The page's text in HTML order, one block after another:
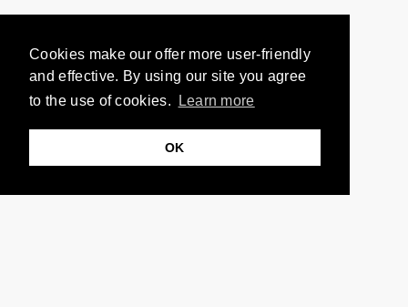
Cookies make our offer more user-friendly
and effective. By using our site you agree
to the use of cookies.
Learn more
OK